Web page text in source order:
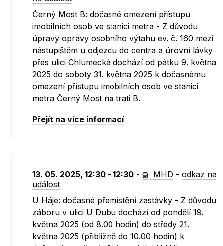
Černý Most B: dočasné omezení přístupu
imobilních osob ve stanici metra - Z důvodu
úpravy opravy osobního výtahu ev. č. 160 mezi
nástupištěm u odjezdu do centra a úrovní lávky
přes ulici Chlumecká dochází od pátku 9. května
2025 do soboty 31. května 2025 k dočasnému
omezení přístupu imobilních osob ve stanici
metra Černý Most na trati B.
Přejít na více informací
13. 05. 2025, 12:30 - 12:30 - MHD -odkaz na
událost
U Háje: dočasné přemístění zastávky - Z důvodu
záboru v ulici U Dubu dochází od pondělí 19.
května 2025 (od 8.00 hodin) do středy 21.
května 2025 (přibližně do 10.00 hodin) k